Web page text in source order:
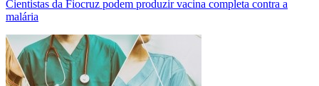
Cientistas da Fiocruz podem produzir vacina completa contra a
malária